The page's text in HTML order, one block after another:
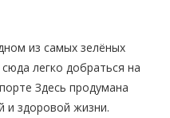
из самых зелёных
легко добраться на
Здесь продумана
и здоровой жизни.